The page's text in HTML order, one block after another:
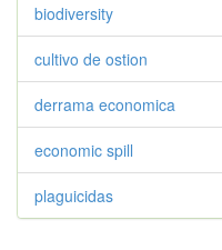
biodiversity
cultivo de ostion
derrama economica
economic spill
plaguicidas